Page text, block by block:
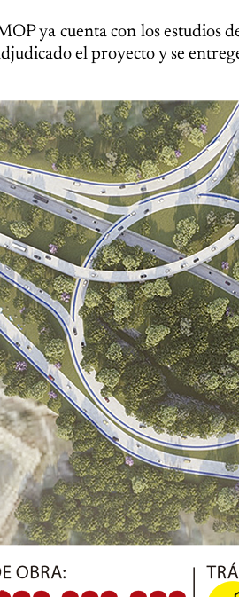
ya cuenta con los estudios
el proyecto y se